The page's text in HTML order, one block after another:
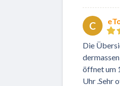
C
Die
öffnet um
Uhr .Sehr